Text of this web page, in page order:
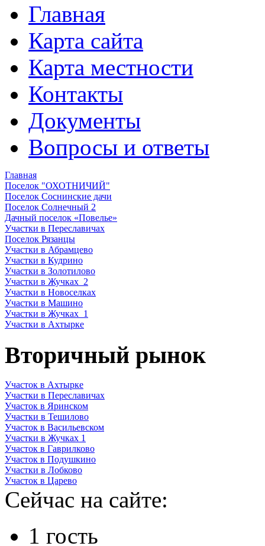
Главная
Карта сайта
Карта местности
Контакты
Документы
Вопросы и ответы
Главная
Поселок "ОХОТНИЧИЙ"
Поселок Соснинские дачи
Поселок Солнечный 2
Дачный поселок «Повелье»
Участки в Переславичах
Поселок Рязанцы
Участки в Абрамцево
Участки в Кудрино
Участки в Золотилово
Участки в Жучках_2
Участки в Новоселках
Участки в Машино
Участки в Жучках_1
Участки в Ахтырке
Вторичный рынок
Участок в Ахтырке
Участки в Переславичах
Участок в Яринском
Участки в Тешилово
Участок в Васильевском
Участки в Жучках 1
Участок в Гаврилково
Участок в Подушкино
Участки в Лобково
Участок в Царево
Сейчас на сайте:
1 гость